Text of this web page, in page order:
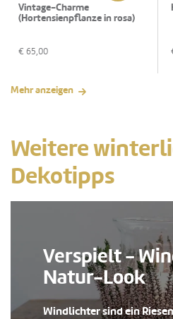
Vintage-Charme
(Hortensienpflanze in rosa)
€ 65,00
Mehr anzeigen
Weitere
Dekotipps
Verspielt -
Natur-Look
Windlichter sind ein